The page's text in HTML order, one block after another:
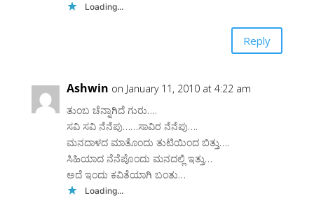
Loading...
Reply
Ashwin on January 11, 2010 at 4:22 am
ತುಂಬ ಚೆನ್ನಾಗಿದೆ ಗುರು….
ಸವಿ ಸವಿ ನೆನೆಪು……ಸಾವಿರ ನೆನೆಪು….
ಮನದಾಳದ ಮಾತೊಂದು ತುಟಿಯಿಂದ ಬಿತ್ತು….
ಸಿಹಿಯಾದ ನೆನೆಪೊಂದು ಮನದಲ್ಲಿ ಇತ್ತು…
ಅದೆ ಇಂದು ಕವಿತೆಯಾಗಿ ಬಂತು…
Loading...